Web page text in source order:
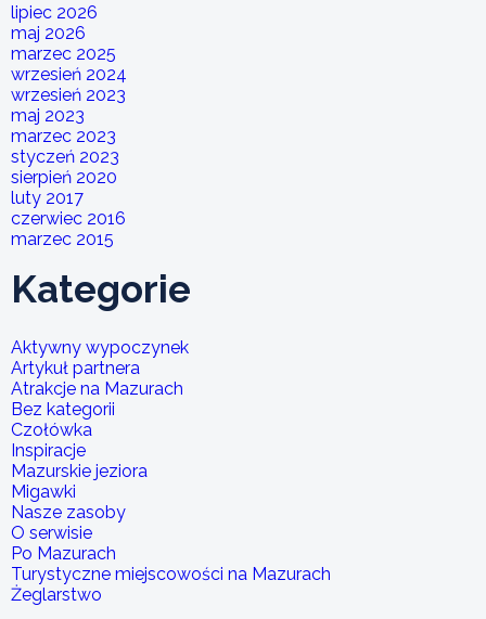
lipiec 2026
maj 2026
marzec 2025
wrzesień 2024
wrzesień 2023
maj 2023
marzec 2023
styczeń 2023
sierpień 2020
luty 2017
czerwiec 2016
marzec 2015
Kategorie
Aktywny wypoczynek
Artykuł partnera
Atrakcje na Mazurach
Bez kategorii
Czołówka
Inspiracje
Mazurskie jeziora
Migawki
Nasze zasoby
O serwisie
Po Mazurach
Turystyczne miejscowości na Mazurach
Żeglarstwo